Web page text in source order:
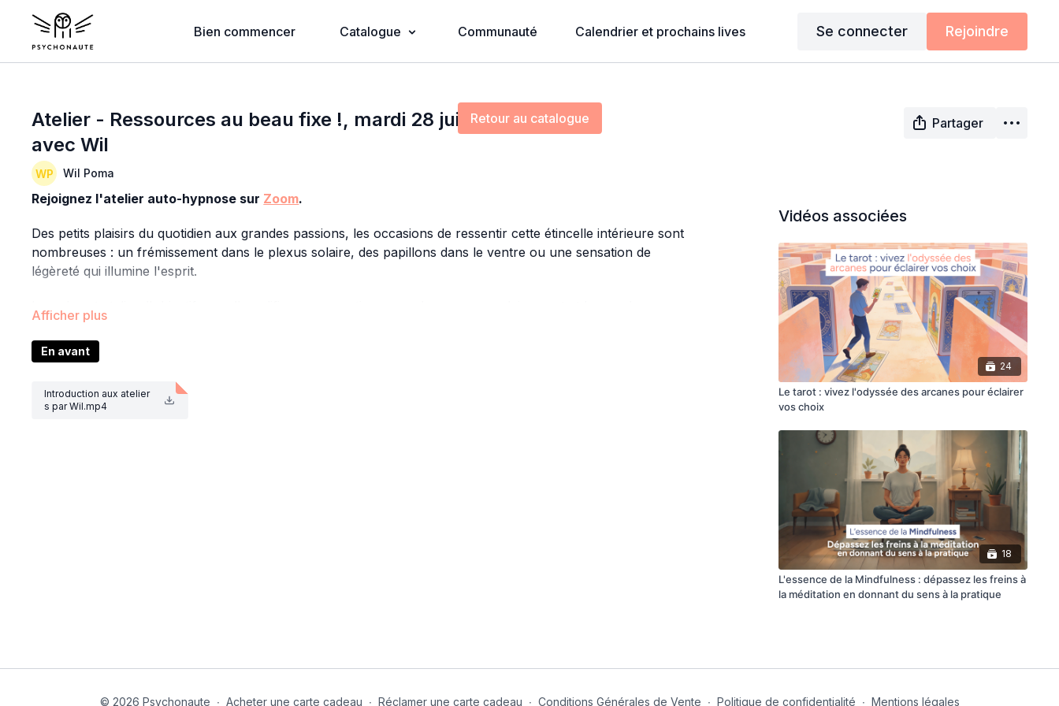
Bien commencer Catalogue Communauté Calendrier et prochains lives Se connecter Rejoindre
Retour au catalogue
Atelier - Ressources au beau fixe !, mardi 28 juillet à 20 h
avec Wil
Partager
Wil Poma
Rejoignez l'atelier auto-hypnose sur Zoom.
Des petits plaisirs du quotidien aux grandes passions, les occasions de ressentir cette étincelle intérieure sont
nombreuses : un frémissement dans le plexus solaire, des papillons dans le ventre ou une sensation de
légèreté qui illumine l'esprit.
plus intenses.
Si vous avez envie de cultiver le plaisir et d'en profiter sans retenue, vous êtes les bienvenus !
En avant
Introduction aux atelier
s par Wil.mp4
Vidéos associées
24
Le tarot : vivez l'odyssée des arcanes pour éclairer
vos choix
18
L'essence de la Mindfulness : dépassez les freins à
la méditation en donnant du sens à la pratique
© 2026 Psychonaute ∙ Acheter une carte cadeau ∙ Réclamer une carte cadeau ∙ Conditions Générales de Vente ∙ Politique de confidentialité ∙ Mentions légales